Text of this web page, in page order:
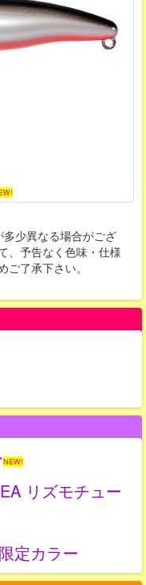
少異なる場合がござ
、予告なく色味・仕様
了承下さい。
NEW!
リズモチュー
定カラー